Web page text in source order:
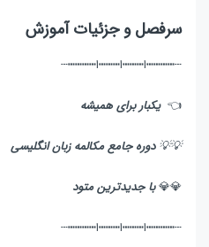
سرفصل و جزئیات آموزش
┄┅┅┅┅ا┅┅┅ا┅┅┅ا┅┅┅┅┄
👈یکبار برای همیشه
💡
💡 دوره جامع مکالمه زبان انگلیسی
💎💎با جدیدترین متود
┄┅┅┅┅ا┅┅┅ا┅┅┅ا┅┅┅┅┄